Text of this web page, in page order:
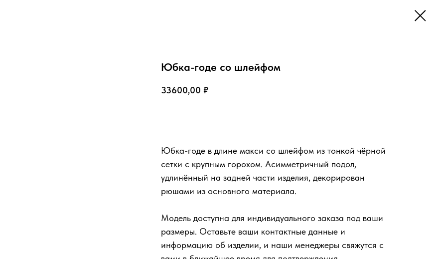
Юбка-годе со шлейфом
33600,00 ₽
Юбка-годе в длине макси со шлейфом из тонкой чёрной
сетки с крупным горохом. Асимметричный подол,
удлинённый на задней части изделия, декорирован
рюшами из основного материала.
Модель доступна для индивидуального заказа под ваши
размеры. Оставьте ваши контактные данные и
информацию об изделии, и наши менеджеры свяжутся с